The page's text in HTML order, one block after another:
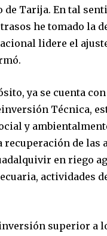
thePrivacy Policy .
de Tarija. En tal
he tomado la
lidere el
ya se cuenta
Técnica,
y
recuperación de las
en riego
actividades
superior a